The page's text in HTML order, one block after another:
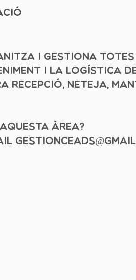
i gestiona totes
i la logística de
recepció, neteja,
àrea?